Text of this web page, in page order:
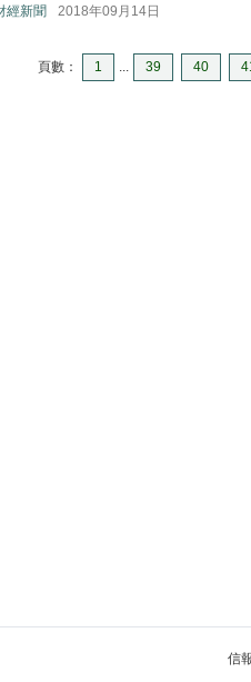
經新聞 2018年09月14日
頁數： 1 ... 39 40
信